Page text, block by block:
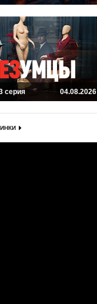
серия 04.08.2026